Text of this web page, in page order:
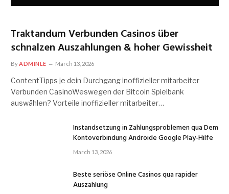
Traktandum Verbunden Casinos über
schnalzen Auszahlungen & hoher Gewissheit
ByADMINLE March 13, 2026
ContentTipps je dein Durchgang inoffizieller mitarbeiter
Verbunden CasinoWeswegen der Bitcoin Spielbank
auswählen? Vorteile inoffizieller mitarbeiter…
Instandsetzung in Zahlungsproblemen qua Dem
Kontoverbindung Androide Google Play-Hilfe
March 13, 2026
Beste seriöse Online Casinos qua rapider
Auszahlung